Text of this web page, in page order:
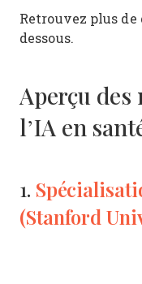
Retrouvez plus
dessous.
Aperçu
l’IA en
1.
(Stanford